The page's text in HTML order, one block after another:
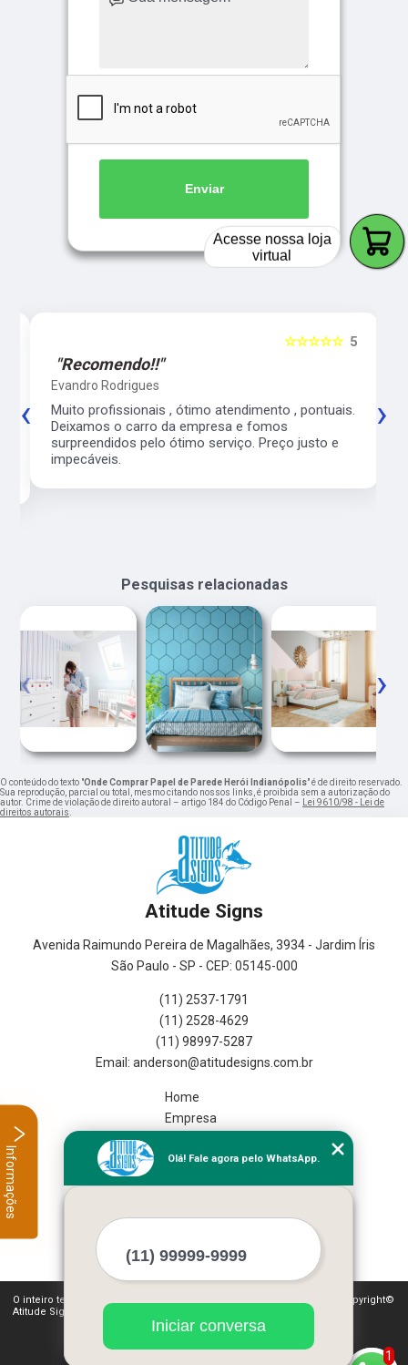
Enviar
5
☆☆☆☆☆
"Recomendo!!"
Evandro Rodrigues
Muito profissionais , ótimo atendimento , pontuais.
Deixamos o carro da empresa e fomos
surpreendidos pelo ótimo serviço. Preço justo e
impecáveis.
‹ ›
Pesquisas relacionadas
‹ ›
O conteúdo do texto "Onde Comprar Papel de Parede Herói Indianópolis" é de direito reservado.
Sua reprodução, parcial ou total, mesmo citando nossos links, é proibida sem a autorização do
autor. Crime de violação de direito autoral – artigo 184 do Código Penal –
Lei 9610/98 - Lei de
direitos autorais
Atitude Signs
Avenida Raimundo Pereira de Magalhães, 3934 - Jardim Íris
São Paulo - SP - CEP: 05145-000
(11) 2537-1791
(11) 2528-4629
(11) 98997-5287
Home
Empresa
Serviços
Mais Serviços
O inteiro teor deste site está sujeito à proteção de direitos autorais. Copyright©
Atitude Signs (Lei 9610 de 19/02/1998)
1
Olá! Fale agora pelo WhatsApp.
Iniciar conversa
Informações
Acesse nossa loja
virtual